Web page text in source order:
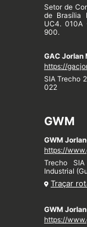
Setor de
de Brasília
UC4. 010A
900.
GAC Jorlan
https://
SIA Trecho
022
GWM
GWM
https://
Trecho
Industrial
Traçar
GWM
https://